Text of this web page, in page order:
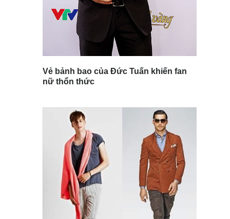
Vẻ bảnh bao của Đức Tuấn khiến fan
nữ thổn thức